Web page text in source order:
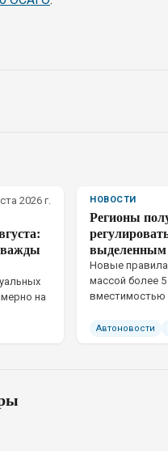
2026 г.
на
НОВОСТИ
Регионы
выделенным
Новые
массой более 5
Автоновости